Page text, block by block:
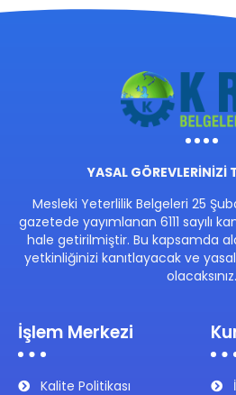
YASAL GÖREVLERİNİZİ
Mesleki Yeterlilik Belgeleri 25
gazetede yayımlanan 6111 sayılı
hale getirilmiştir. Bu kapsamda
yetkinliğinizi kanıtlayacak ve
olacaksınız.
İşlem Merkezi
Kalite Politikası